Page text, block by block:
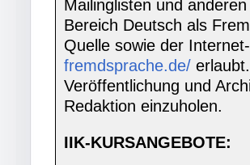
Mailinglisten und
Bereich Deutsch als
Quelle sowie der
fremdsprache.de/
Veröffentlichung und
Redaktion einzuholen.
IIK-KURSANGEBOTE: